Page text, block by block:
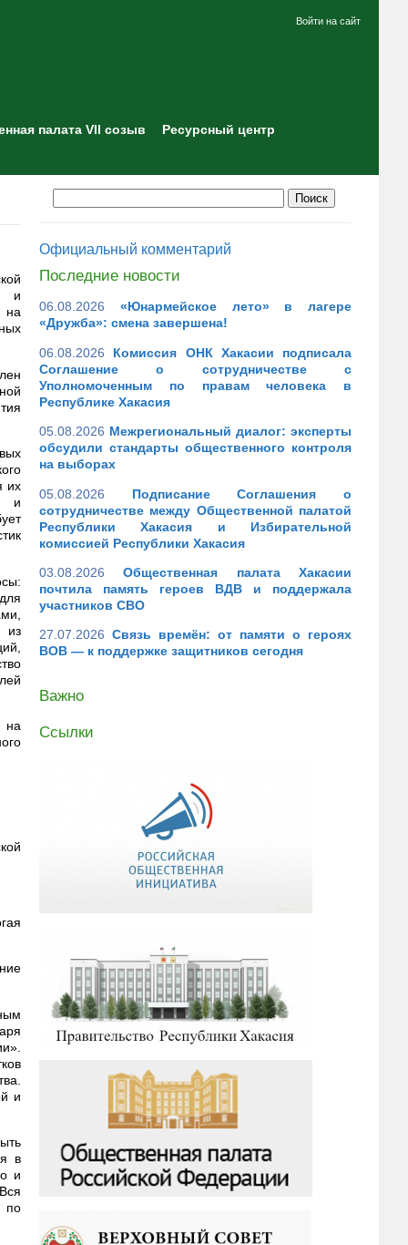
Войти на сайт
палата VII созыв Ресурсный центр
и
на
их
и
из
на
и
в
и
по
Официальный комментарий
Последние новости
06.08.2026
«Юнармейское лето» в лагере
«Дружба»: смена завершена!
06.08.2026
Комиссия ОНК Хакасии подписала
Соглашение о сотрудничестве с
Уполномоченным по правам человека в
Республике Хакасия
05.08.2026 Межрегиональный диалог: эксперты
обсудили стандарты общественного контроля
на выборах
05.08.2026
Подписание Соглашения о
сотрудничестве между Общественной палатой
Республики Хакасия и Избирательной
комиссией Республики Хакасия
03.08.2026
Общественная палата Хакасии
почтила память героев ВДВ и поддержала
участников СВО
27.07.2026 Связь времён: от памяти о героях
ВОВ — к поддержке защитников сегодня
Важно
Ссылки